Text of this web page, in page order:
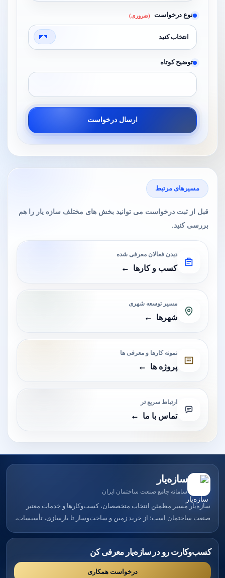
نوع درخواست (ضروری)
توضیح کوتاه
مسیرهای مرتبط
قبل از ثبت درخواست می توانید بخش های مختلف سازه یار را هم
بررسی کنید.
دیدن فعالان معرفی شده
کسب و کارها
مسیر توسعه شهری
شهرها
نمونه کارها و معرفی ها
پروژه ها
ارتباط سریع تر
تماس با ما
سازه‌یار
سامانه جامع صنعت ساختمان ایران
سازه‌یار مسیر مطمئن انتخاب متخصصان، کسب‌وکارها و خدمات معتبر
صنعت ساختمان است؛ از خرید زمین و ساخت‌وساز تا بازسازی، تأسیسات،
کسب‌وکارت رو در سازه‌یار معرفی کن
درخواست همکاری